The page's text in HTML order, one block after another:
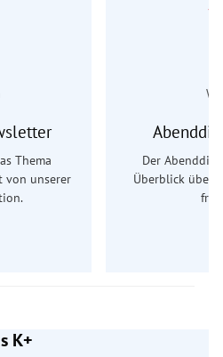
Thema
von unserer
Der
Überblick über
K+